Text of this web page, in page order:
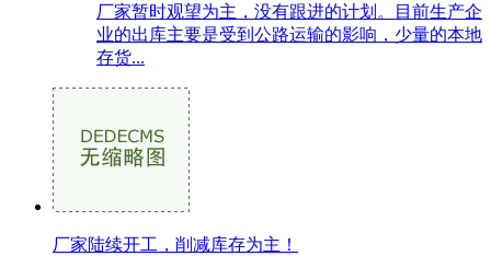
厂家暂时观望为主，没有跟进的计划。目前生产企
业的出库主要是受到公路运输的影响，少量的本地
存货...
厂家陆续开工，削减库存为主！